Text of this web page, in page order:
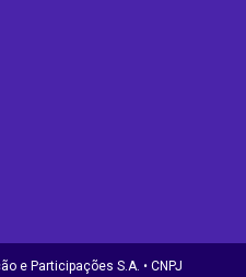
e Participações S.A. • CNPJ